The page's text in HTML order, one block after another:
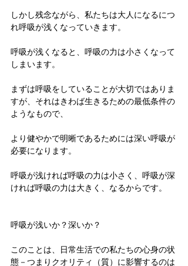
しかし残念ながら、私たちは大人になるにつ
れ呼吸が浅くなっていきます。
呼吸が浅くなると、呼吸の力は小さくなって
しまいます。
まずは呼吸をしていることが大切ではありま
すが、それはきわば生きるための最低条件の
ようなもので、
より健やかで明晰であるためには深い呼吸が
必要になります。
呼吸が浅ければ呼吸の力は小さく、呼吸が深
ければ呼吸の力は大きく、なるからです。
呼吸が浅いか？深いか？
このことは、日常生活での私たちの心身の状
態－つまりクオリティ（質）に影響するのは